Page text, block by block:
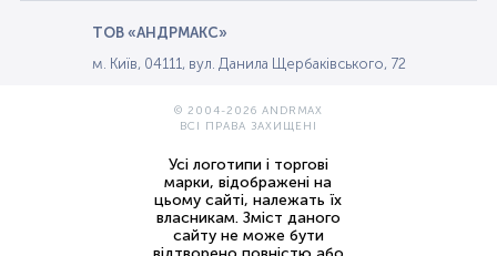
ТОВ «АНДРМАКС»
м. Київ, 04111, вул. Данила Щербаківського, 72
© 2004-2026 ANDRMAX
ВСІ ПРАВА ЗАХИЩЕНІ
Усі логотипи і торгові
марки, відображені на
цьому сайті, належать їх
власникам. Зміст даного
сайту не може бути